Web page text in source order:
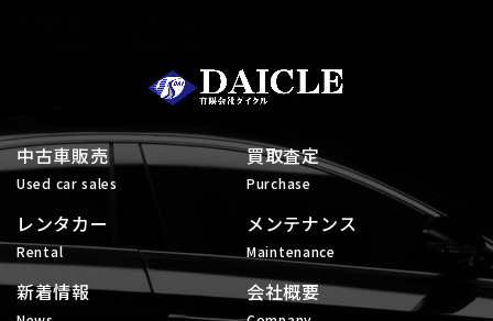
中古車販売
Used car sales
買取査定
Purchase
レンタカー
Rental
メンテナンス
Maintenance
新着情報 会社概要